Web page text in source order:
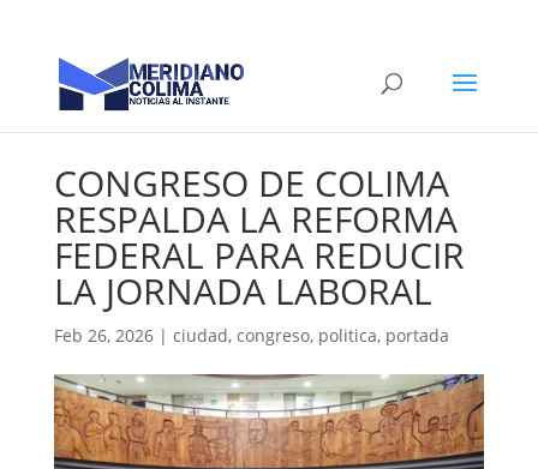
CONGRESO DE COLIMA
RESPALDA LA REFORMA
FEDERAL PARA REDUCIR
LA JORNADA LABORAL
Feb 26, 2026| ciudad, congreso, politica, portada